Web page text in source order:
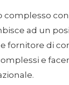
complesso
ad un
fornitore di
e